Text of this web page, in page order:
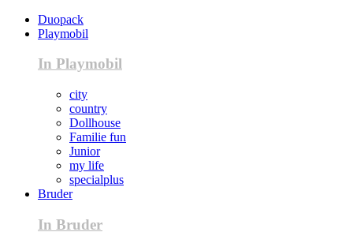
Duopack
Playmobil
In Playmobil
city
country
Dollhouse
Familie fun
Junior
my life
specialplus
Bruder
In Bruder